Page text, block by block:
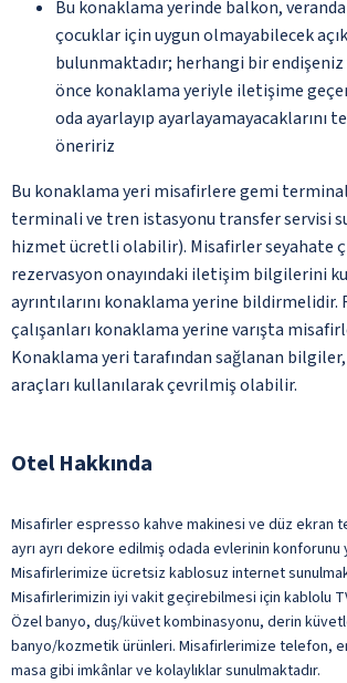
Bu konaklama yerinde balkon,
çocuklar için uygun olmayabilecek
bulunmaktadır; herhangi bir endişeniz
önce konaklama yeriyle iletişime
oda ayarlayıp ayarlayamayacaklarını
öneririz
Bu konaklama yeri misafirlere gemi
terminali ve tren istasyonu transfer servisi
hizmet ücretli olabilir). Misafirler seyahate
rezervasyon onayındaki iletişim bilgilerini
ayrıntılarını konaklama yerine bildirmelidir.
çalışanları konaklama yerine varışta
Konaklama yeri tarafından sağlanan
araçları kullanılarak çevrilmiş olabilir.
Otel Hakkında
Misafirler espresso kahve makinesi ve düz ekran
ayrı ayrı dekore edilmiş odada evlerinin konforunu
Misafirlerimize ücretsiz kablosuz internet
Misafirlerimizin iyi vakit geçirebilmesi için kablolu
Özel banyo, duş/küvet kombinasyonu, derin
banyo/kozmetik ürünleri. Misafirlerimize telefon,
masa gibi imkânlar ve kolaylıklar sunulmaktadır.